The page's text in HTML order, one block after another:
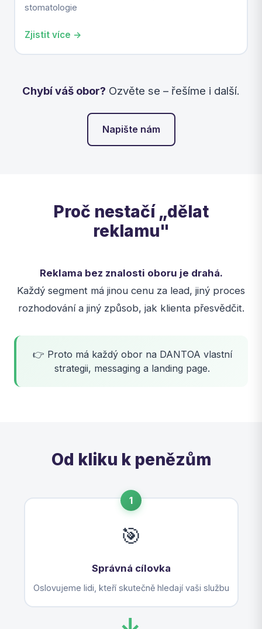
stomatologie
Zjistit více →
Chybí váš obor? Ozvěte se – řešíme i další.
Napište nám
Proč nestačí „dělat
reklamu"
Reklama bez znalosti oboru je drahá.
Každý segment má jinou cenu za lead, jiný proces
rozhodování a jiný způsob, jak klienta přesvědčit.
👉 Proto má každý obor na DANTOA vlastní
strategii, messaging a landing page.
Od kliku k penězům
1
🎯
Správná cílovka
Oslovujeme lidi, kteří skutečně hledají vaši službu